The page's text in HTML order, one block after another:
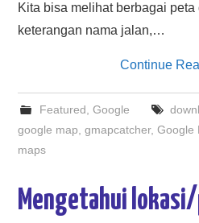
Kita bisa melihat berbagai
keterangan nama jalan,…
Continue
Featured Google
google map ,gmapcatcher,Google
maps
Mengetahui